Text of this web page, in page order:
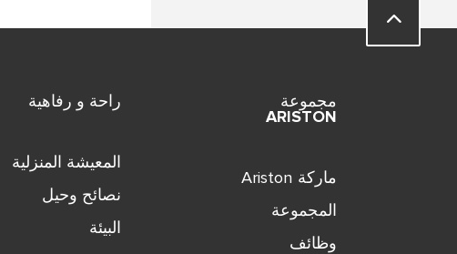
مجموعة
ARISTON
ماركة Ariston
المجموعة
وظائف
راحة و رفاهية
المعيشة المنزلية
نصائح وحيل
البيئة